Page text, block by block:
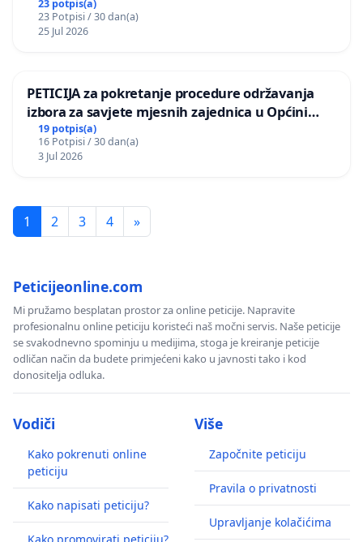
Vedrine na području Ugljana
23 potpis(a)
23 Potpisi / 30 dan(a)
25 Jul 2026
PETICIJA za pokretanje procedure održavanja
izbora za savjete mjesnih zajednica u Općini
Bugojno
19 potpis(a)
16 Potpisi / 30 dan(a)
3 Jul 2026
1 2 3 4 »
Peticijeonline.com
Mi pružamo besplatan prostor za online peticije. Napravite
profesionalnu online peticiju koristeći naš močni servis. Naše peticije
se svakodnevno spominju u medijima, stoga je kreiranje peticije
odličan način da budete primjećeni kako u javnosti tako i kod
donositelja odluka.
Vodiči
Kako pokrenuti online
peticiju
Kako napisati peticiju?
Kako promovirati peticiju?
Više
Započnite peticiju
Pravila o privatnosti
Upravljanje kolačićima